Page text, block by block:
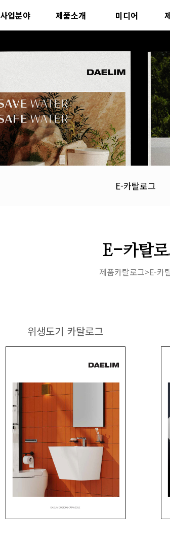
사업분야 제품소개 미디어
E-카탈로그
E-카탈
제품카탈로그>E-카
위생도기 카탈로그